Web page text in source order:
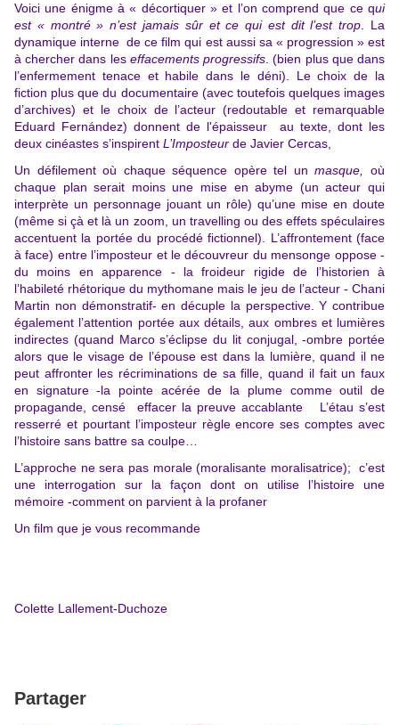
Voici une énigme à « décortiquer » et l’on comprend que ce qui
est « montré » n’est jamais sûr et ce qui est dit l’est trop . La
dynamique interne de ce film qui est aussi sa « progression » est
à chercher dans les effacements progressifs . (bien plus que dans
l’enfermement tenace et habile dans le déni). Le choix de la
fiction plus que du documentaire (avec toutefois quelques images
d’archives) et le choix de l’acteur (redoutable et remarquable
Eduard Fernández) donnent de l'épaisseur au texte, dont les
deux cinéastes s’inspirent L’Imposteur de Javier Cercas,
Un défilement où chaque séquence opère tel unmasque,où
chaque plan serait moins une mise en abyme (un acteur qui
interprète un personnage jouant un rôle) qu’une mise en doute
(même si çà et là un zoom, un travelling ou des effets spéculaires
accentuent la portée du procédé fictionnel). L’affrontement (face
à face) entre l’imposteur et le découvreur du mensonge oppose -
du moins en apparence - la froideur rigide de l’historien à
l’habileté rhétorique du mythomane mais le jeu de l’acteur - Chani
Martin non démonstratif- en décuple la perspective. Y contribue
également l’attention portée aux détails, aux ombres et lumières
indirectes (quand Marco s’éclipse du lit conjugal, -ombre portée
alors que le visage de l’épouse est dans la lumière, quand il ne
peut affronter les récriminations de sa fille, quand il fait un faux
en signature -la pointe acérée de la plume comme outil de
propagande, censé effacer la preuve accablante L’étau s’est
resserré et pourtant l’imposteur règle encore ses comptes avec
l’histoire sans battre sa coulpe…
L’approche ne sera pas morale (moralisante moralisatrice); c’est
une interrogation sur la façon dont on utilise l’histoire une
mémoire -comment on parvient à la profaner
Un film que je vous recommande
Colette Lallement-Duchoze
Partager